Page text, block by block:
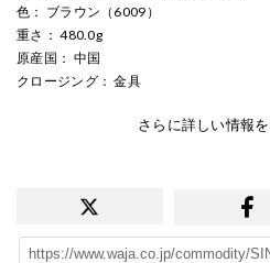
色 ： ブラウン（6009）
重さ ： 480.0g
原産国 ： 中国
クロージング： 金具
さらに詳しい情報